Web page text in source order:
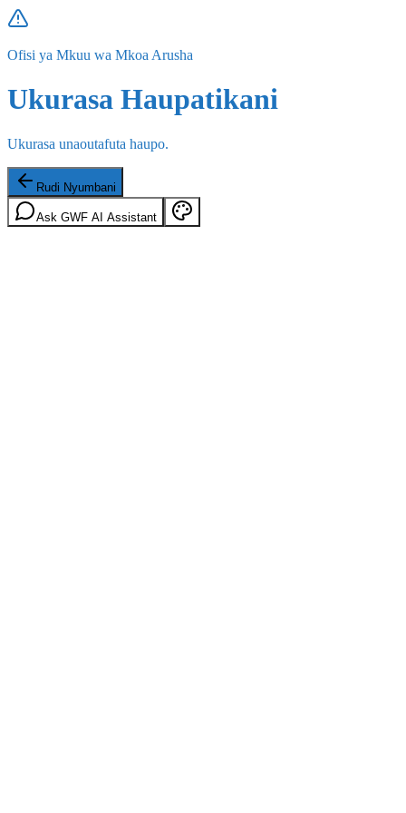
Ofisi ya Mkuu wa Mkoa Arusha
Ukurasa Haupatikani
Ukurasa unaoutafuta haupo.
Rudi Nyumbani
Ask GWF AI Assistant